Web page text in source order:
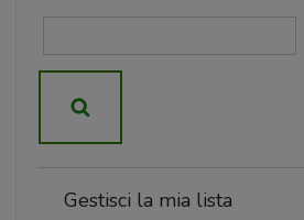
Gestisci la mia lista